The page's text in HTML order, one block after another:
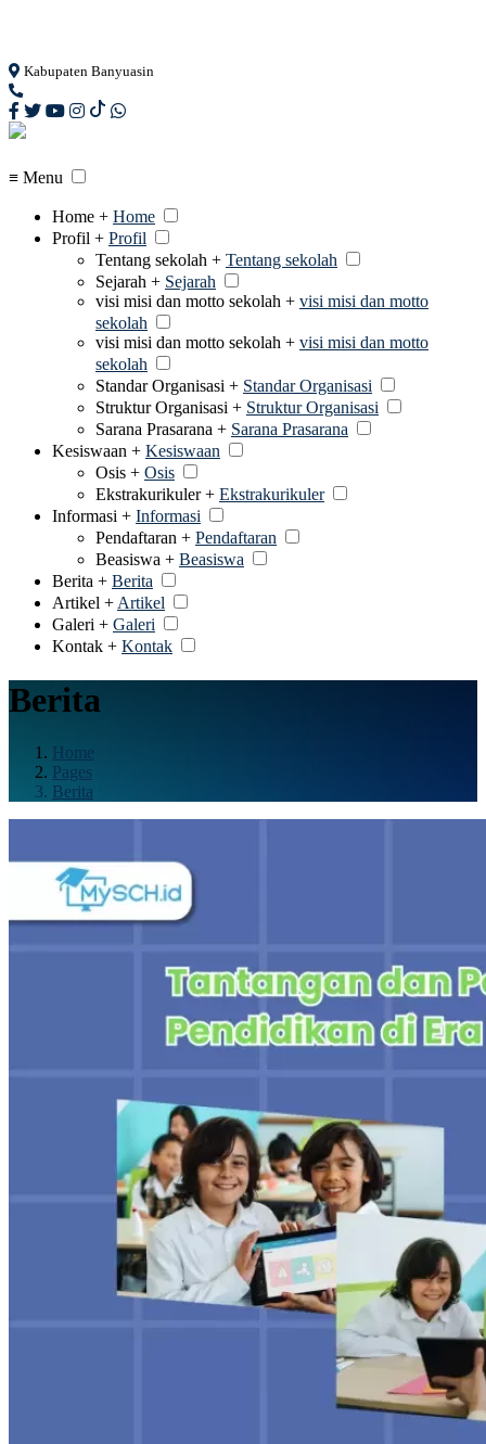
Kabupaten Banyuasin
≡ Menu
Home + Home
Profil + Profil
Tentang sekolah + Tentang sekolah
Sejarah + Sejarah
visi misi dan motto sekolah + visi misi dan motto
sekolah
visi misi dan motto sekolah + visi misi dan motto
sekolah
Standar Organisasi + Standar Organisasi
Struktur Organisasi + Struktur Organisasi
Sarana Prasarana + Sarana Prasarana
Kesiswaan + Kesiswaan
Osis + Osis
Ekstrakurikuler + Ekstrakurikuler
Informasi + Informasi
Pendaftaran + Pendaftaran
Beasiswa + Beasiswa
Berita + Berita
Artikel +Artikel
Galeri + Galeri
Kontak + Kontak
Berita
Home
Pages
Berita